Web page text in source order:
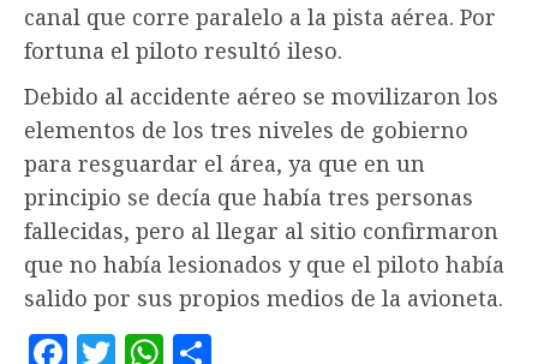
canal que corre paralelo a la pista aérea. Por
fortuna el piloto resultó ileso.
Debido al accidente aéreo se movilizaron los
elementos de los tres niveles de gobierno
para resguardar el área, ya que en un
principio se decía que había tres personas
fallecidas, pero al llegar al sitio confirmaron
que no había lesionados y que el piloto había
salido por sus propios medios de la avioneta.